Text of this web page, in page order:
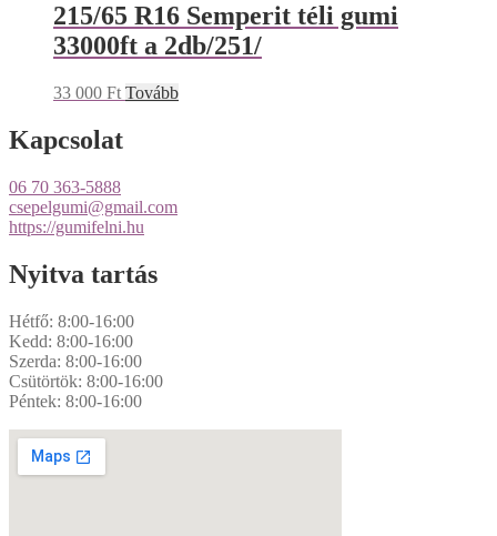
215/65 R16 Semperit téli gumi
33000ft a 2db/251/
33 000 Ft Tovább
Kapcsolat
06 70 363-5888
csepelgumi@gmail.com
https://gumifelni.hu
Nyitva tartás
Hétfő: 8:00-16:00
Kedd: 8:00-16:00
Szerda: 8:00-16:00
Csütörtök: 8:00-16:00
Péntek: 8:00-16:00